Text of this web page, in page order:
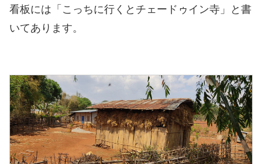
看板には「こっちに行くとチェードゥイン寺」と書
いてあります。